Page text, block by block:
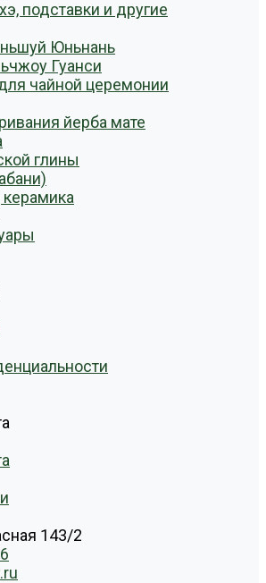
подставки и другие
Юньнань
Гуанси
чайной церемонии
йерба мате
глины
143/2